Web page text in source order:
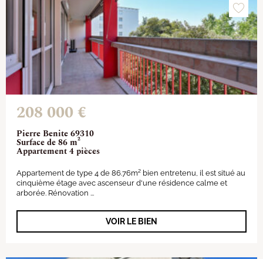
Pierre Benite 69310
Surface de 86 m²
Appartement 4 pièces
208 000 €
Appartement de type 4 de 86.76m² bien entretenu, il est situé au
cinquième étage avec ascenseur d'une résidence calme et
arborée. Rénovation ...
VOIR LE BIEN